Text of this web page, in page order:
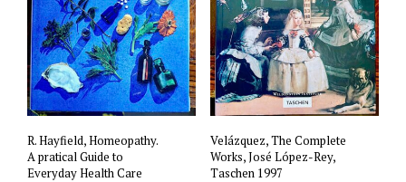
R. Hayfield, Homeopathy.
A pratical Guide to
Everyday Health Care
Velázquez, The Complete
Works, José López-Rey,
Taschen 1997